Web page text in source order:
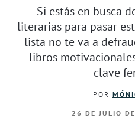
Si estás en busca
literarias para pasar
lista no te va a
libros
clave
POR
26 DE JULIO